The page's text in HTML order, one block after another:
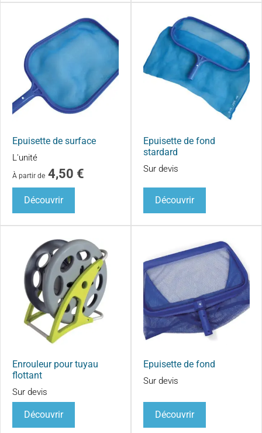
Epuisette de surface
L'unité
À partir de 4,50 €
Découvrir
Epuisette de fond
stardard
Sur devis
Découvrir
Enrouleur pour tuyau
flottant
Sur devis
Découvrir
Epuisette de fond
Sur devis
Découvrir